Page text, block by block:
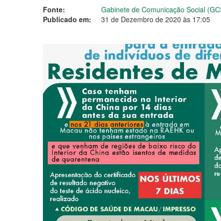
Fonte:
Gabinete de Comunicação Social
Publicado em:
31 de Dezembro de 2020 às 17:05